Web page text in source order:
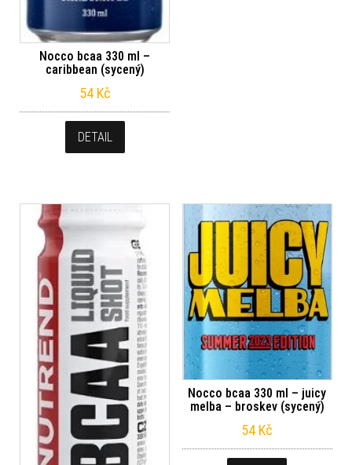
Nocco bcaa 330 ml –
caribbean (sycený)
54 Kč
DETAIL
Nocco bcaa 330 ml – juicy
melba – broskev (sycený)
54 Kč